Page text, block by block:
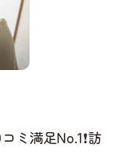
ミ満足No.1❗️訪